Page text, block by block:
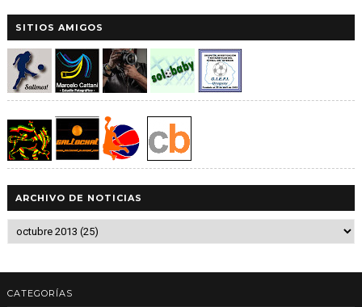
SITIOS AMIGOS
ARCHIVO DE NOTICIAS
CATEGORÍAS